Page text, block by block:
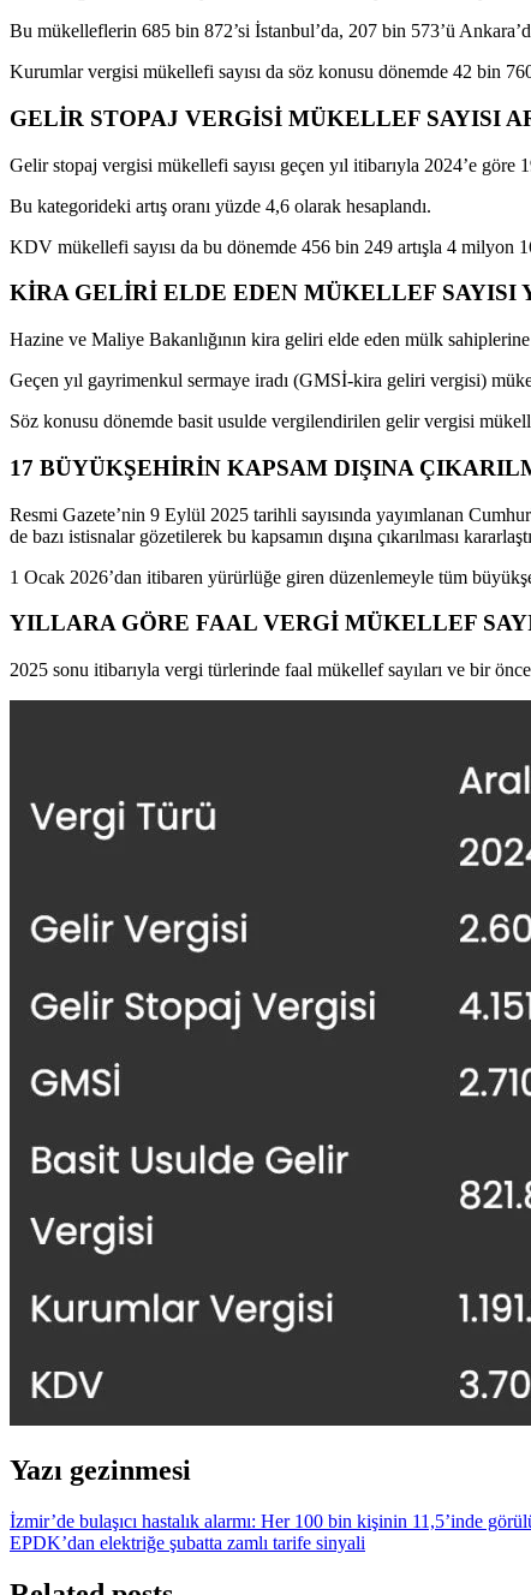
Bu mükelleflerin 685 bin 872’si İstanbul’da, 207 bin 573’ü
Kurumlar vergisi mükellefi sayısı da söz konusu dönemde 42 bin
GELİR STOPAJ VERGİSİ MÜKELLEF SAYISI
Gelir stopaj vergisi mükellefi sayısı geçen yıl itibarıyla 2024’e
Bu kategorideki artış oranı yüzde 4,6 olarak hesaplandı.
KDV mükellefi sayısı da bu dönemde 456 bin 249 artışla 4 milyon
KİRA GELİRİ ELDE EDEN MÜKELLEF SAYISI
Hazine ve Maliye Bakanlığının kira geliri elde eden mülk
Geçen yıl gayrimenkul sermaye iradı (GMSİ-kira geliri vergisi)
Söz konusu dönemde basit usulde vergilendirilen gelir vergisi
17 BÜYÜKŞEHİRİN KAPSAM DIŞINA
Resmi Gazete’nin 9 Eylül 2025 tarihli sayısında yayımlanan
de bazı istisnalar gözetilerek bu kapsamın dışına çıkarılması
1 Ocak 2026’dan itibaren yürürlüğe giren düzenlemeyle tüm
YILLARA GÖRE FAAL VERGİ MÜKELLEF
2025 sonu itibarıyla vergi türlerinde faal mükellef sayıları ve bir
Yazı gezinmesi
İzmir’de bulaşıcı hastalık alarmı: Her 100 bin kişinin 11,5’inde
EPDK’dan elektriğe şubatta zamlı tarife sinyali